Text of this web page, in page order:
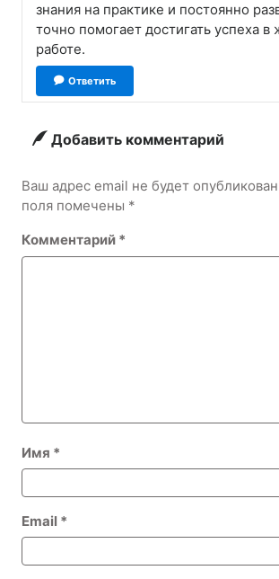
знания на практике и постоянно
точно помогает достигать успеха в
работе.
Ответить
Добавить комментарий
Ваш адрес email не будет
поля помечены *
Комментарий *
Имя *
Email *